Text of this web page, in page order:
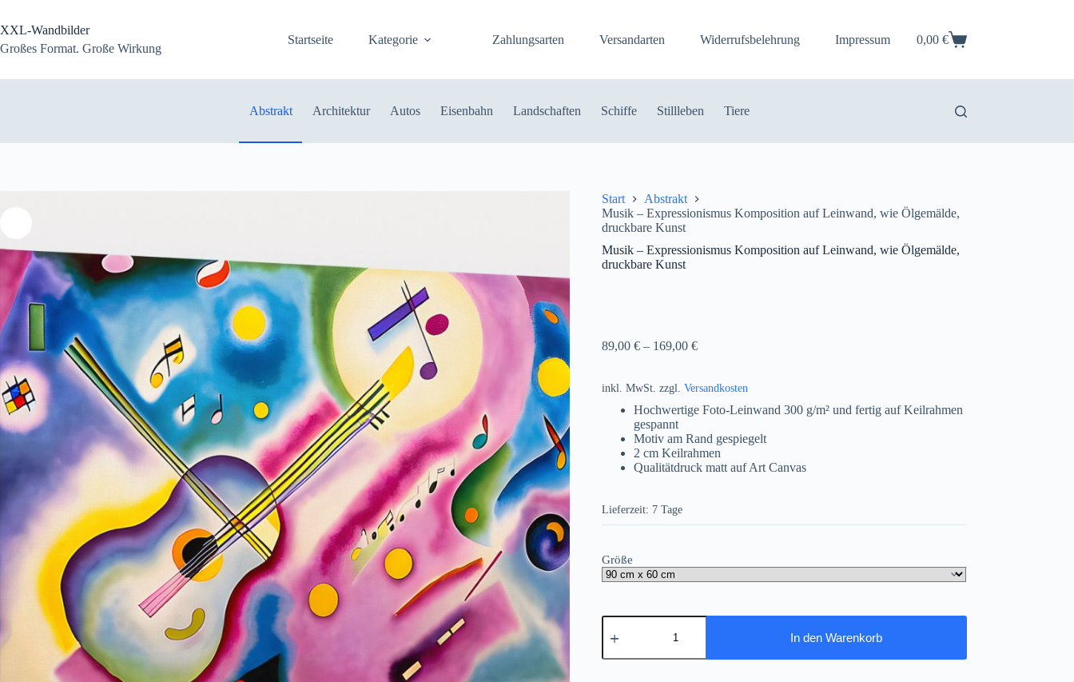
springen
XXL-Wandbilder
Großes Format. Große Wirkung
Startseite Kategorie Zahlungsarten Versandarten Widerrufsbelehrung Impressum Warenkorb
0,00 €
Abstrakt Architektur Autos Eisenbahn Landschaften Schiffe Stillleben Tiere
Start
Abstrakt
Musik – Expressionismus Komposition auf Leinwand, wie Ölgemälde,
druckbare Kunst
Musik – Expressionismus Komposition auf Leinwand, wie Ölgemälde,
druckbare Kunst
89,00€ – 169,00€
inkl. MwSt. zzgl.Versandkosten
Hochwertige Foto-Leinwand 300 g/m² und fertig auf Keilrahmen
gespannt
Motiv am Rand gespiegelt
2 cm Keilrahmen
Qualitätdruck matt auf Art Canvas
Lieferzeit: 7 Tage
Größe
Musik
Komposition
In den Warenkorb